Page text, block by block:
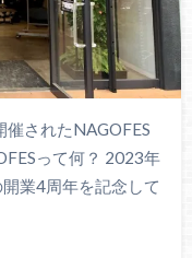
されたNAGOFES
って何？ 2023年
業4周年を記念して